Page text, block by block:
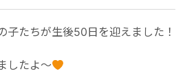
子たちが生後50日を迎えました！
したよ～